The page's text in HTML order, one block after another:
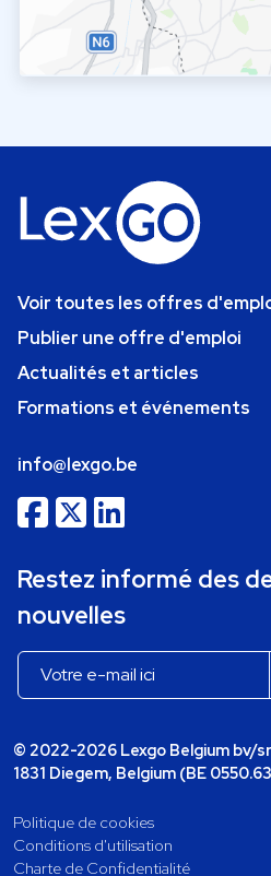
Voir toutes les offres
Publier une offre d'emploi
Actualités et articles
Formations et événements
info@lexgo.be
Restez informé des
nouvelles
© 2022-2026 Lexgo Belgium bv/
1831 Diegem, Belgium (BE
Politique de cookies
Conditions d'utilisation
Charte de Confidentialité